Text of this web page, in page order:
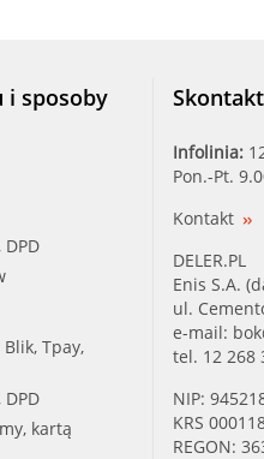
i sposoby
Tpay,
kartą
Infolinia:
Pon.-Pt.
Kontakt
DELER.PL
Enis S.A.
ul.
e-mail:
tel. 12 268
NIP:
KRS
REGON: